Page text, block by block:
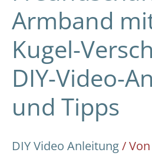
Armband
Kugel-
DIY-Video-
und Tipps
DIY Video Anleitung/ Von